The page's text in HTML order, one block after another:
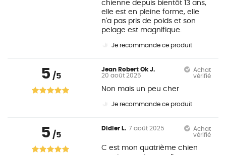
chienne depuis bientôt 13 ans,
elle est en pleine forme, elle
n'a pas pris de poids et son
pelage est magnifique.
Je recommande ce produit
5 /5
Jean Robert Ok J.
20 août 2025
Achat
vérifié
Non mais un peu cher
Je recommande ce produit
5 /5
Didier L. 7 août 2025
Achat
vérifié
C est mon quatrième chien